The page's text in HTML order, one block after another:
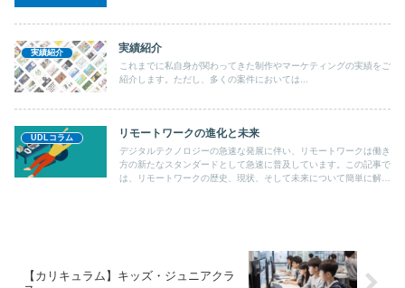
実績紹介 実績紹介
これまでに私自身が関わってきた制作やマーケティングの実績をご
紹介します。ただし、多くの案件においては...
UDLコラム リモートワークの進化と未来
デジタルテクノロジーの急速な発展に伴い、リモートワークは働き
方の新たなスタンダードとして急速に普及しています。この記事で
は、リモートワークの歴史、現状、そして未来について簡単に解説
【カリキュラム】キッズ・ジュニアクラ